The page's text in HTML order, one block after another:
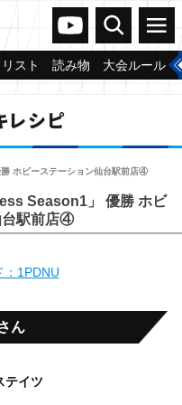
ヴァンガードch
検索 メニュー
スト 読み物 大会ルール
レシピ
ホビーステーション仙台駅前店④
Season1」 優勝 ホビ
台駅前店④
：1PDNU
ん
テイツ